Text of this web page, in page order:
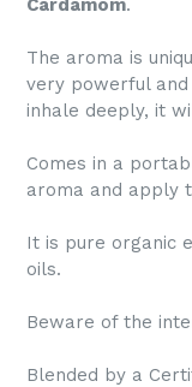
Cardamom.
The aroma is
very powerful and
inhale deeply, it
Comes in a
aroma and apply
It is pure organic
oils.
Beware of the
Blended by a